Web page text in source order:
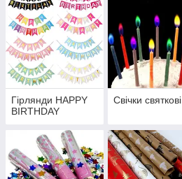
Гірлянди HAPPY
BIRTHDAY
Свічки святкові